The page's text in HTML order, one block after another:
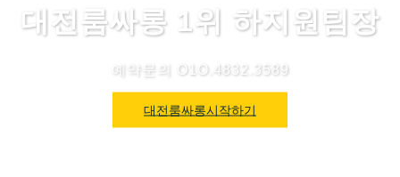
대전룸싸롱 1위 하지원팀장
예약문의 O1O.4832.3589
대전룸싸롱시작하기